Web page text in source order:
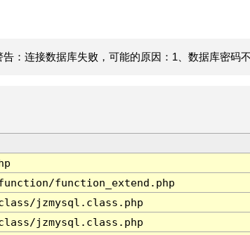
：连接数据库失败，可能的原因：1、数据库密码
function_extend.php
jzmysql.class.php
jzmysql.class.php